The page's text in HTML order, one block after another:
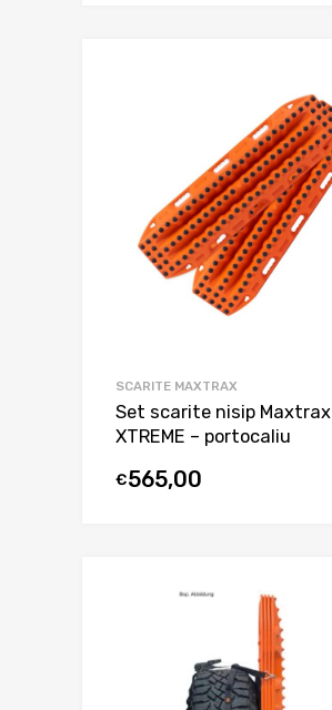
SCARITE MAXTRAX
Set scarite nisip Maxtrax
XTREME – portocaliu
€565,00